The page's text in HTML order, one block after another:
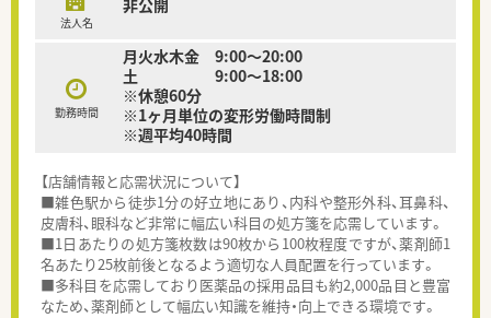
法人名
勤務時間
月火水木金 9:00～20:00
土 9:00～18:00
※休憩60分
※1ヶ月単位の変形労働時間制
※週平均40時間
【店舗情報と応需状況について】
■雑色駅から徒歩1分の好立地にあり、内科や整形外科、耳鼻科、
皮膚科、眼科など非常に幅広い科目の処方箋を応需しています。
■1日あたりの処方箋枚数は90枚から100枚程度ですが、薬剤師1
名あたり25枚前後となるよう適切な人員配置を行っています。
■多科目を応需しており医薬品の採用品目も約2,000品目と豊富
なため、薬剤師として幅広い知識を維持・向上できる環境です。